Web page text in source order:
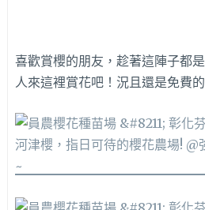
喜歡賞櫻的朋友，趁著這陣子都
人來這裡賞花吧！況且還是免費的